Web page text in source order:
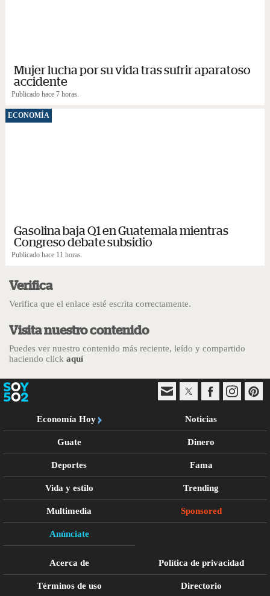
Mujer lucha por su vida tras sufrir aparatoso
accidente
Publicado hace 7 horas.
ECONOMÍA
Gasolina baja Q1 en Guatemala mientras
Congreso debate subsidio
Publicado hace 11 horas.
Verifica
Verifica que el enlace esté escrita correctamente.
Visita nuestro contenido
Puedes ver nuestro contenido más reciente, leído y compartido
haciendo click aquí
Economía Hoy Noticias
Guate Dinero
Deportes Fama
Vida y estilo Trending
Multimedia Sponsored
Anúnciate
Acerca de Política de privacidad
Términos de uso Directorio